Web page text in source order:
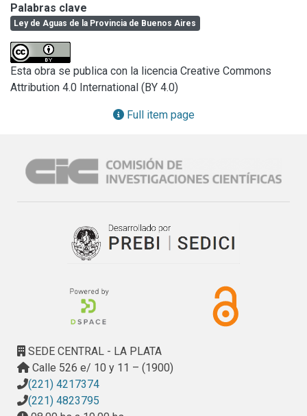
such, (d) it reinforces the role of the technical sector, and
(e) it may prove to be very difficult to be ruled out.
administrativamente los diversos aspectos del manejo de
los recursos hídricos en la Autoridad del Agua, aunque
descentraliza ciertas funciones en los Comités de Cuenca
y las Comunidades de Usuarios, (b) desglosa
adecuadamente los derechos y obligaciones del sector
privado que se beneficia con el uso del agua, (c) no prevee
un grado importante de participación de la comunidad no
dificultades a la hora de proceder a su reglamentación.
Palabras clave
Ley de Aguas de la Provincia de Buenos Aires
Esta obra se publica con la licencia Creative Commons
Attribution 4.0 International (BY 4.0)
Full item page
SEDE CENTRAL - LA PLATA
Calle 526 e/ 10 y 11 – (1900)
(221) 4217374
(221) 4823795